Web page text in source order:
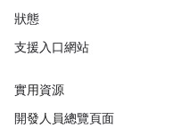
狀態
支援入口網站
實用資源
開發人員總覽頁面